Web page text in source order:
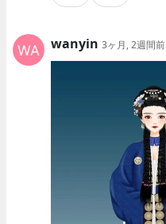
wanyin 3ヶ月, 2週間前